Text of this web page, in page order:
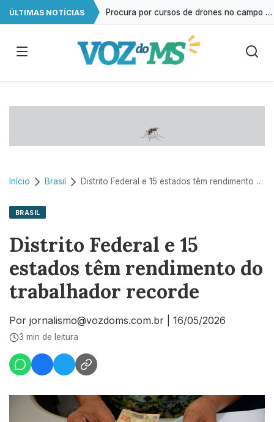
ÚLTIMAS NOTÍCIAS Procura por cursos de drones no campo cresce 146% em Mato Grosso do Sul
Início Brasil Distrito Federal e 15 estados têm rendimento do trabalhador recorde
BRASIL
Distrito Federal e 15
estados têm rendimento do
trabalhador recorde
Por jornalismo@vozdoms.com.br 16/05/2026
3 min de leitura